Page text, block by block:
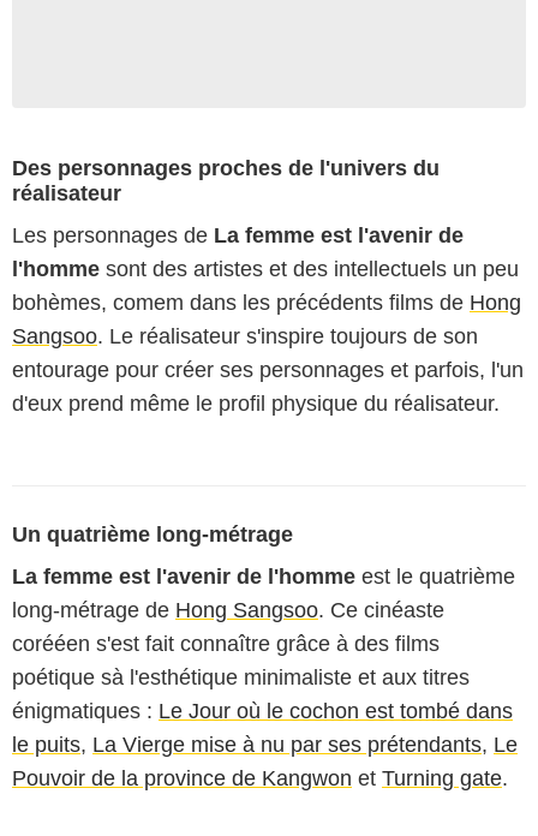
Des personnages proches de l'univers du
réalisateur
Les personnages de La femme est l'avenir de
l'homme sont des artistes et des intellectuels un peu
bohèmes, comem dans les précédents films de Hong
Sangsoo. Le réalisateur s'inspire toujours de son
entourage pour créer ses personnages et parfois, l'un
d'eux prend même le profil physique du réalisateur.
Un quatrième long-métrage
La femme est l'avenir de l'homme est le quatrième
long-métrage de Hong Sangsoo. Ce cinéaste
corééen s'est fait connaître grâce à des films
poétique sà l'esthétique minimaliste et aux titres
énigmatiques : Le Jour où le cochon est tombé dans
le puits, La Vierge mise à nu par ses prétendants, Le
Pouvoir de la province de Kangwon et Turning gate.